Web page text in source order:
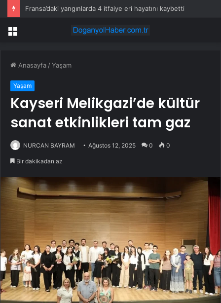
Fransa’daki yangınlarda 4 itfaiye eri hayatını kaybetti
Menü
Anasayfa /Yaşam
Yaşam
Kayseri Melikgazi’de kültür
sanat etkinlikleri tam gaz
NURCAN BAYRAM Ağustos 12, 2025 0 0
Bir dakikadan az